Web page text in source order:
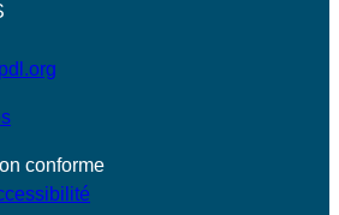
conforme